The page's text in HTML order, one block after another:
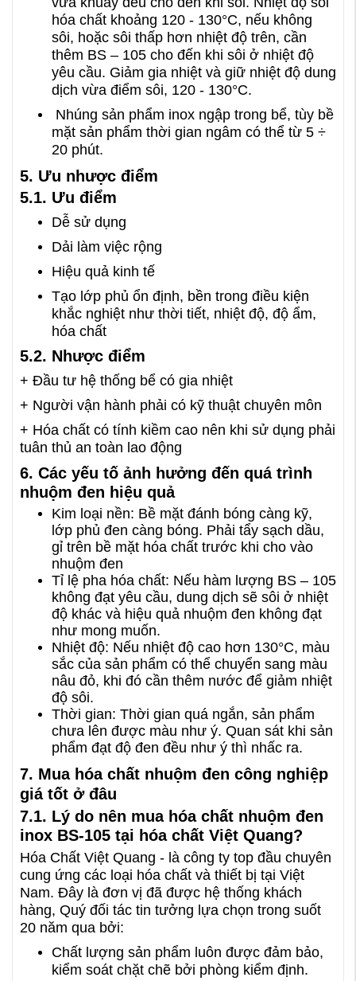
hóa chất khoảng 120 - 130°C, nếu không
sôi, hoặc sôi thấp hơn nhiệt độ trên, cần
thêm BS – 105 cho đến khi sôi ở nhiệt độ
yêu cầu. Giảm gia nhiệt và giữ nhiệt độ dung
dịch vừa điểm sôi, 120 - 130°C.
Nhúng sản phẩm inox ngập trong bể, tùy bề
mặt sản phẩm thời gian ngâm có thể từ 5 ÷
20 phút.
5. Ưu nhược điểm
5.1. Ưu điểm
Dễ sử dụng
Dải làm việc rộng
Hiệu quả kinh tế
Tạo lớp phủ ổn định, bền trong điều kiện
khắc nghiệt như thời tiết, nhiệt độ, độ ẩm,
hóa chất
5.2. Nhược điểm
+ Đầu tư hệ thống bể có gia nhiệt
+ Người vận hành phải có kỹ thuật chuyên môn
+ Hóa chất có tính kiềm cao nên khi sử dụng phải
tuân thủ an toàn lao động
6. Các yếu tố ảnh hưởng đến quá trình
nhuộm đen hiệu quả
Kim loại nền: Bề mặt đánh bóng càng kỹ,
lớp phủ đen càng bóng. Phải tẩy sạch dầu,
gỉ trên bề mặt hóa chất trước khi cho vào
nhuộm đen
Tỉ lệ pha hóa chất: Nếu hàm lượng BS – 105
không đạt yêu cầu, dung dịch sẽ sôi ở nhiệt
độ khác và hiệu quả nhuộm đen không đạt
như mong muốn.
Nhiệt độ: Nếu nhiệt độ cao hơn 130°C, màu
sắc của sản phẩm có thể chuyển sang màu
nâu đỏ, khi đó cần thêm nước để giảm nhiệt
độ sôi.
Thời gian: Thời gian quá ngắn, sản phẩm
chưa lên được màu như ý. Quan sát khi sản
phẩm đạt độ đen đều như ý thì nhấc ra.
7. Mua hóa chất nhuộm đen công nghiệp
giá tốt ở đâu
7.1. Lý do nên mua hóa chất nhuộm đen
inox BS-105 tại hóa chất Việt Quang?
Hóa Chất Việt Quang - là công ty top đầu chuyên
cung ứng các loại hóa chất và thiết bị tại Việt
Nam. Đây là đơn vị đã được hệ thống khách
hàng, Quý đối tác tin tưởng lựa chọn trong suốt
20 năm qua bởi:
Chất lượng sản phẩm luôn được đảm bảo,
kiểm soát chặt chẽ bởi phòng kiểm định.